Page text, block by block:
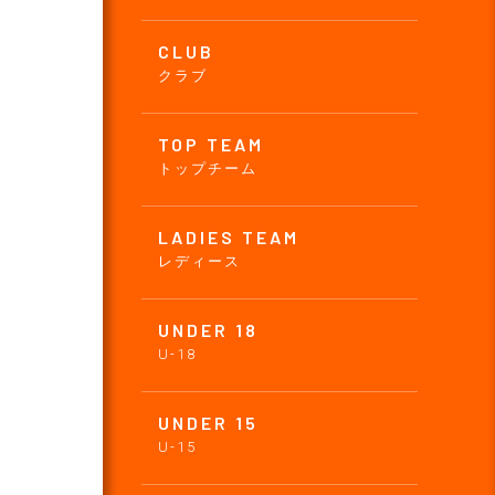
CLUB
クラブ
TOP TEAM
トップチーム
LADIES TEAM
レディース
UNDER 18
U-18
UNDER 15
U-15